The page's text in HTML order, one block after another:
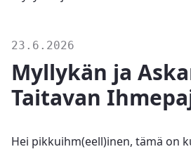
23.6.2026
Myllykän ja
Taitavan
Hei pikkuihm(eell)inen, tämä on